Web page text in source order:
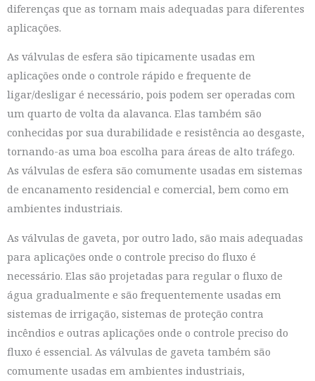
diferenças que as tornam mais adequadas para diferentes
aplicações.
As válvulas de esfera são tipicamente usadas em
aplicações onde o controle rápido e frequente de
ligar/desligar é necessário, pois podem ser operadas com
um quarto de volta da alavanca. Elas também são
conhecidas por sua durabilidade e resistência ao desgaste,
tornando-as uma boa escolha para áreas de alto tráfego.
As válvulas de esfera são comumente usadas em sistemas
de encanamento residencial e comercial, bem como em
ambientes industriais.
As válvulas de gaveta, por outro lado, são mais adequadas
para aplicações onde o controle preciso do fluxo é
necessário. Elas são projetadas para regular o fluxo de
água gradualmente e são frequentemente usadas em
sistemas de irrigação, sistemas de proteção contra
incêndios e outras aplicações onde o controle preciso do
fluxo é essencial. As válvulas de gaveta também são
comumente usadas em ambientes industriais,